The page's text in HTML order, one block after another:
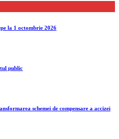
la 1 octombrie 2026
public
schemei de compensare a accizei